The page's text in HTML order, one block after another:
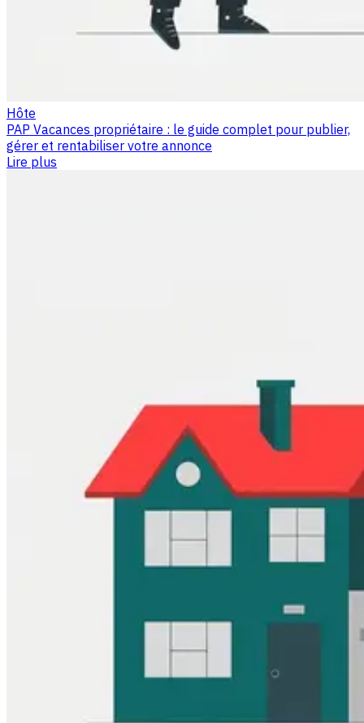
Hôte
PAP Vacances propriétaire : le guide complet pour publier,
gérer et rentabiliser votre annonce
Lire plus